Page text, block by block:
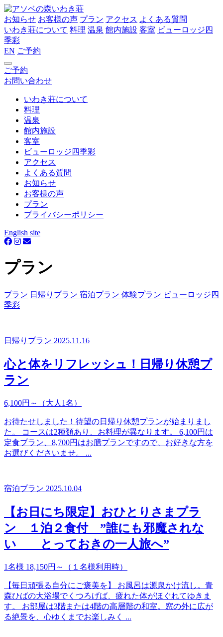
お知らせ お客様の声 プラン アクセス よくある質問
いわき荘について 料理 温泉 館内施設 客室 ビューロッジ四
季彩
EN ご予約
ご予約
お問い合わせ
いわき荘について
料理
温泉
館内施設
客室
ビューロッジ四季彩
アクセス
よくある質問
お知らせ
お客様の声
プラン
プライバシーポリシー
English site
プラン
プラン 日帰りプラン 宿泊プラン 体験プラン ビューロッジ四
季彩
日帰りプラン 2025.11.16
心と体をリフレッシュ！日帰り休憩プ
ラン
6,100円～（大人1名）
お待たせしました！待望の日帰り休憩プランが始まりまし
た。 コースは2種類あり、お料理が異なります。 6,100円は
定食プラン、8,700円はお膳プランですので、お好きな方を
お選びくださいませ。 ...
宿泊プラン 2025.10.04
【お日にち限定】おひとりさまプラ
ン １泊２食付 ”誰にも邪魔されな
い とっておきの一人旅へ”
1名様 18,150円～（１名様利用時）
【毎日頑張る自分にご褒美を】 お風呂は源泉かけ流し。青
森ひばの大浴場でくつろげば、疲れた体がほぐれてゆきま
す。 お部屋は3階または4階の高層階の和室。窓の外に広が
る絶景を、心ゆくまでお楽しみく ...